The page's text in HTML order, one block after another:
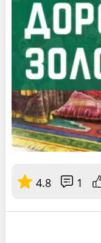
4.8 1